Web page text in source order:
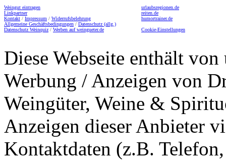
Weingut eintragen
Linkpartner
Kontakt / Impressum / Widerrufsbelehrung
Allgemeine Geschäftsbedingungen / Datenschutz (allg.)
Datenschutz Weinquiz / Werben auf weingueter.de
urlaubsregionen.de
reiten.de
humortrainer.de
Cookie-Einstellungen
Diese Webseite enthält
Werbung / Anzeigen von
Weingüter, Weine &
Anzeigen dieser Anbieter
Kontaktdaten (z.B.